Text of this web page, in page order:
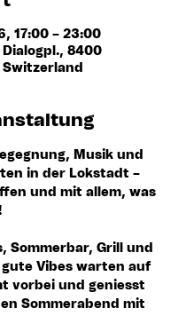
17:00 – 23:00
8400
Musik und
in der Lokstadt –
und mit allem, was
Sommerbar, Grill und
gute Vibes warten auf
vorbei und geniesst
Sommerabend mit